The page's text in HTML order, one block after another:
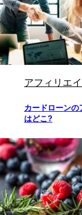
アフィリエイ
カードローン
はどこ?